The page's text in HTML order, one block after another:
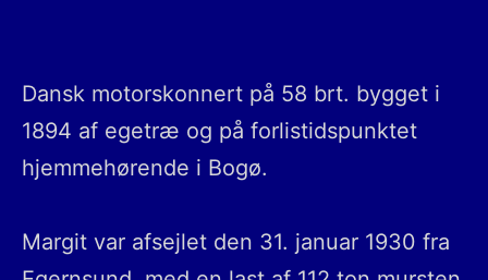
Dansk motorskonnert på 58 brt. bygget i
1894 af egetræ og på forlistidspunktet
hjemmehørende i Bogø.
Margit var afsejlet den 31. januar 1930 fra